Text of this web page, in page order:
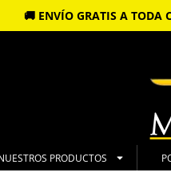
🚚 ENVÍO GRATIS A TODA
PRODUCTOS